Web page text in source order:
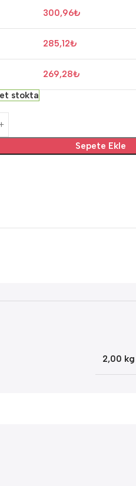
300,96₺
285,12₺
269,28₺
stokta
Sepete Ekle
2,00 kg